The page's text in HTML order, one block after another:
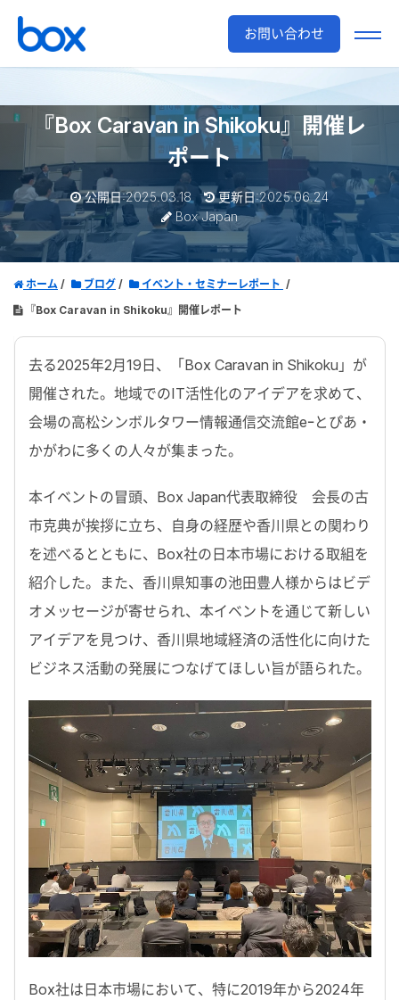
お問い合わせ
『Box Caravan in Shikoku』開催レ
ポート
公開日:2025.03.18
更新日:2025.06.24
Box Japan
ホーム ブログ
イベント・セミナーレポート
『Box Caravan in Shikoku』開催レポート
去る2025年2月19日、「Box Caravan in Shikoku」が
開催された。地域でのIT活性化のアイデアを求めて、
会場の高松シンボルタワー情報通信交流館eｰとぴあ・
かがわに多くの人々が集まった。
本イベントの冒頭、Box Japan代表取締役 会長の古
市克典が挨拶に立ち、自身の経歴や香川県との関わり
を述べるとともに、Box社の日本市場における取組を
紹介した。また、香川県知事の池田豊人様からはビデ
オメッセージが寄せられ、本イベントを通じて新しい
アイデアを見つけ、香川県地域経済の活性化に向けた
ビジネス活動の発展につなげてほしい旨が語られた。
Box社は日本市場において、特に2019年から2024年